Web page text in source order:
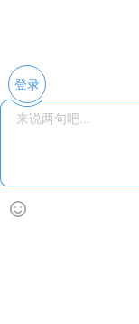
登录